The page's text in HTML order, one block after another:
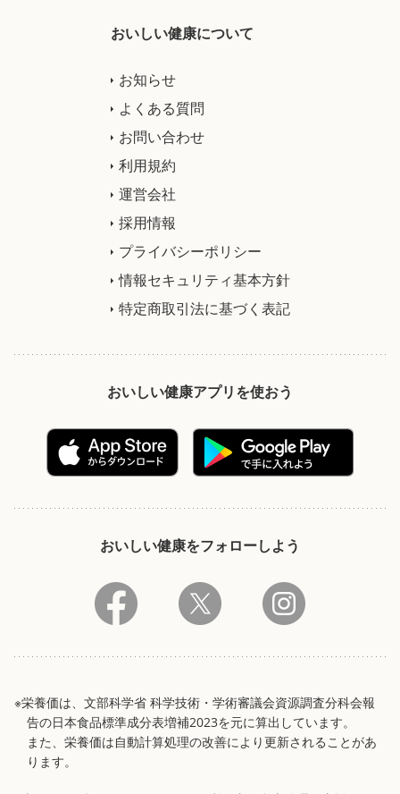
おいしい健康について
お知らせ
よくある質問
お問い合わせ
利用規約
運営会社
採用情報
プライバシーポリシー
情報セキュリティ基本方針
特定商取引法に基づく表記
おいしい健康アプリを使おう
おいしい健康をフォローしよう
※栄養価は、文部科学省 科学技術・学術審議会資源調査分科会報
告の日本食品標準成分表増補2023を元に算出しています。
また、栄養価は自動計算処理の改善により更新されることがあ
ります。